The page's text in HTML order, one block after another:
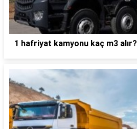
1 hafriyat kamyonu kaç m3 alır?